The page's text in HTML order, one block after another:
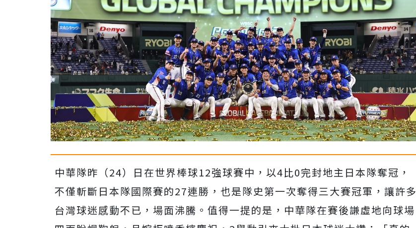
中華隊昨（24）日在世界棒球12強球賽中，以4比0完封地主日本隊奪冠，
不僅斬斷日本隊國際賽的27連勝，也是隊史第一次奪得三大賽冠軍，讓許多
台灣球迷感動不已，場面沸騰。值得一提的是，中華隊在賽後謙虛地向球場